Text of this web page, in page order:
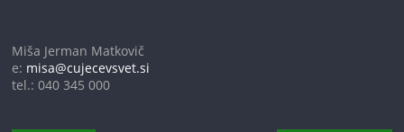
Miša Jerman Matkovič
e: misa@cujecevsvet.si
tel.: 040 345 000